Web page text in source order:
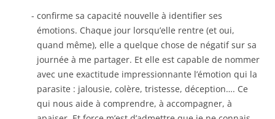
confirme sa capacité nouvelle à identifier ses
émotions. Chaque jour lorsqu’elle rentre (et oui,
quand même), elle a quelque chose de négatif sur sa
journée à me partager. Et elle est capable de nommer
avec une exactitude impressionnante l’émotion qui la
parasite : jalousie, colère, tristesse, déception…. Ce
qui nous aide à comprendre, à accompagner, à